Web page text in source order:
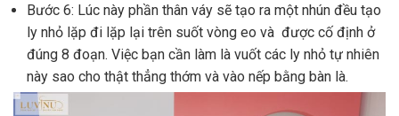
Bước 6: Lúc này phần thân váy sẽ tạo ra một nhún đều tạo
ly nhỏ lặp đi lặp lại trên suốt vòng eo và được cố định ở
đúng 8 đoạn. Việc bạn cần làm là vuốt các ly nhỏ tự nhiên
này sao cho thật thẳng thớm và vào nếp bằng bàn là.